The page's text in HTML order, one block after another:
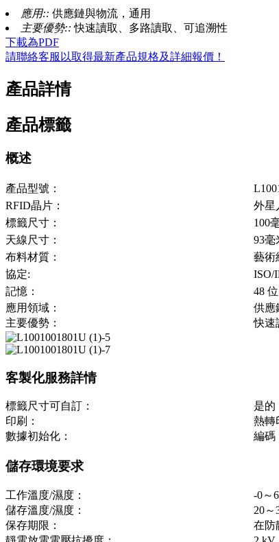
應用:: 供應鏈與物流，通用
主要優勢::快速讀取、多路讀取、可追溯性
下載為PDF
請聯絡客服以取得最新產品規格及詳細報價！
產品詳情
產品標籤
概述
產品型號：
RFID晶片：
外星
標籤尺寸：
100
天線尺寸：
93毫
布料材質：
藝術
協定:
ISO/
記憶：
48
應用領域：
供應
主要優勢：
快速
客製化服務詳情
標籤尺寸可自訂：
是的
印刷：
熱轉
數據初始化：
編碼
儲存環境要求
工作溫度/濕度：
-0～
儲存溫度/濕度：
20
保存期限：
在防